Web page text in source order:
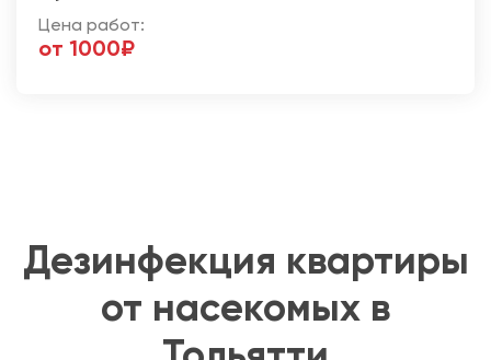
Цена работ:
от 1000₽
Дезинфекция квартиры
от насекомых в